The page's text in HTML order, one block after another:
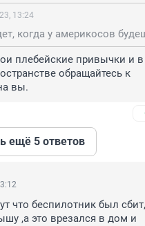
13:24
плебейские привычки и в
обращайтесь к
вы.
ещё 5 ответов
что беспилотник был
,а это врезался в дом и